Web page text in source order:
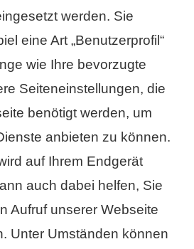
werden. Sie
eine Art „Benutzerprofil“
wie Ihre bevorzugte
Seiteneinstellungen, die
benötigt werden, um
anbieten zu können.
auf Ihrem Endgerät
auch dabei helfen, Sie
Aufruf unserer Webseite
Unter Umständen können